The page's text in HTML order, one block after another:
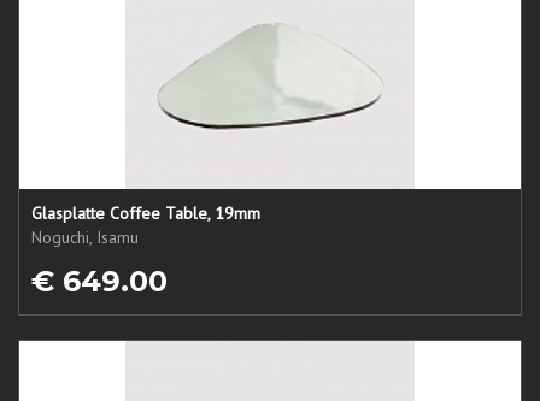
Glasplatte Coffee Table, 19mm
Noguchi, Isamu
€ 649.00